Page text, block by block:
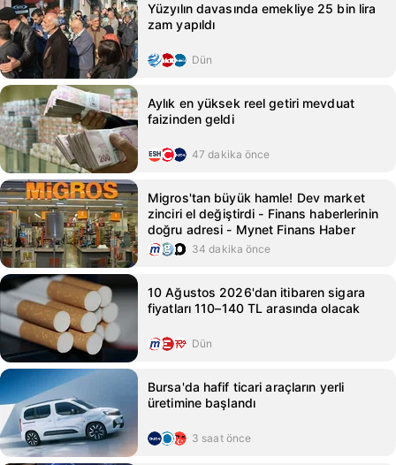
Yüzyılın davasında emekliye 25 bin lira
zam yapıldı
Dün
Aylık en yüksek reel getiri mevduat
faizinden geldi
47 dakika önce
Migros'tan büyük hamle! Dev market
zinciri el değiştirdi - Finans haberlerinin
doğru adresi - Mynet Finans Haber
34 dakika önce
10 Ağustos 2026'dan itibaren sigara
fiyatları 110–140 TL arasında olacak
Dün
Bursa'da hafif ticari araçların yerli
üretimine başlandı
3 saat önce